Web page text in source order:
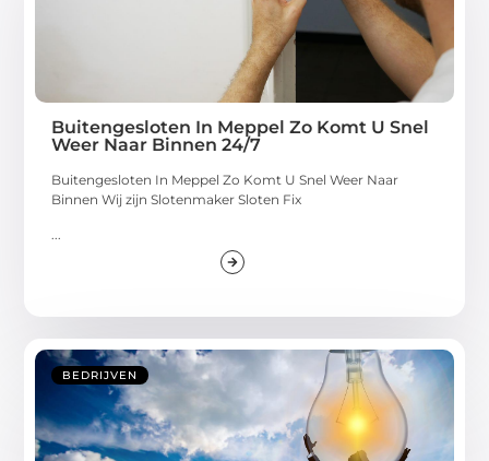
Buitengesloten In Meppel Zo Komt U Snel
Weer Naar Binnen 24/7
Buitengesloten In Meppel Zo Komt U Snel Weer Naar
Binnen Wij zijn Slotenmaker Sloten Fix
...
BEDRIJVEN